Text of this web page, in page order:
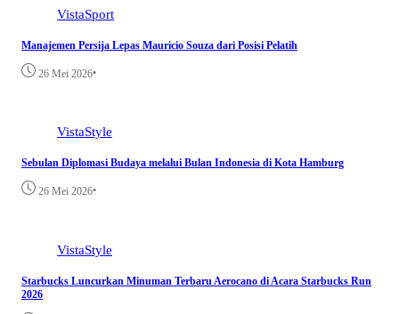
VistaSport
Manajemen Persija Lepas Mauricio Souza dari Posisi Pelatih
26 Mei 2026•
VistaStyle
Sebulan Diplomasi Budaya melalui Bulan Indonesia di Kota Hamburg
26 Mei 2026•
VistaStyle
Starbucks Luncurkan Minuman Terbaru Aerocano di Acara Starbucks Run
2026